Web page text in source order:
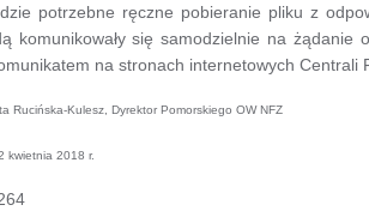
ręczne pobieranie pliku z
komunikowały się samodzielnie na
na stronach internetowych
Rucińska-Kulesz, Dyrektor Pomorskiego OW NFZ
kwietnia 2018 r.